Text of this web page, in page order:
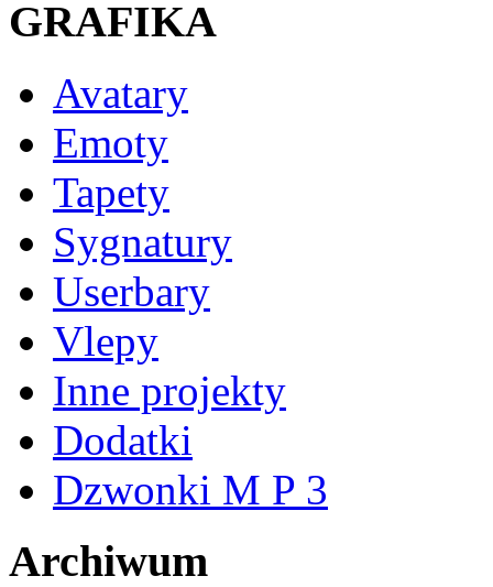
GRAFIKA
Avatary
Emoty
Tapety
Sygnatury
Userbary
Vlepy
Inne projekty
Dodatki
Dzwonki M P 3
Archiwum